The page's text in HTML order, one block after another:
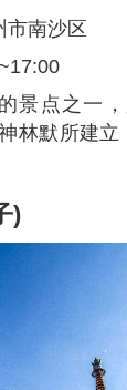
市南沙区
景点之一
林默所建
)